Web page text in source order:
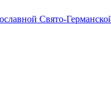
Свято-